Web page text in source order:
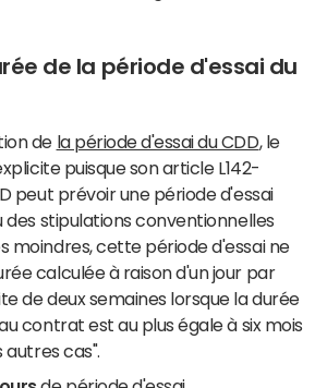
de la période d'essai du
de la période d'essai du CDD, le
puisque son article L142-
peut prévoir une période d'essai
des stipulations conventionnelles
moindres, cette période d'essai ne
calculée à raison d'un jour par
de deux semaines lorsque la durée
contrat est au plus égale à six mois
autres cas".